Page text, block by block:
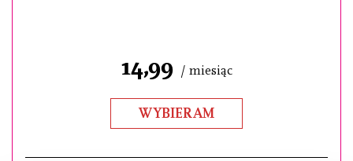
14,99 / miesiąc
WYBIERAM